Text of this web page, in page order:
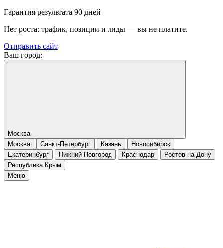
Гарантия результата 90 дней
Нет роста: трафик, позиции и лиды — вы не платите.
Отправить сайт
Ваш город:
Москва
Москва
Санкт-Петербург Казань
Новосибирск
Екатеринбург
Нижний Новгород Краснодар
Ростов-на-Дону
Республика Крым
Меню